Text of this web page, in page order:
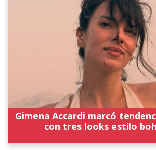
Gimena Accardi marcó
con tres looks estilo